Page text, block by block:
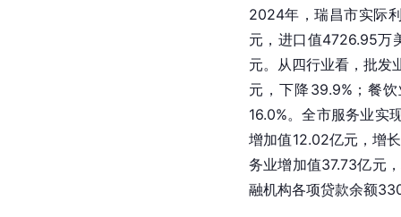
2024年，瑞昌市实际
元，进口值4726.95万
元。从四行业看，批发
元，下降39.9%；餐
16.0%。全市服务业实
增加值12.02亿元，增
务业增加值37.73亿元
融机构各项贷款余额